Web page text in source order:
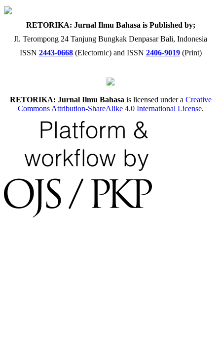
RETORIKA: Jurnal Ilmu Bahasa is Published by;
Jl. Terompong 24 Tanjung Bungkak Denpasar Bali, Indonesia
ISSN 2443-0668(Electornic) and ISSN 2406-9019(Print)
RETORIKA: Jurnal Ilmu Bahasa is licensed under a Creative
Commons Attribution-ShareAlike 4.0 International License.